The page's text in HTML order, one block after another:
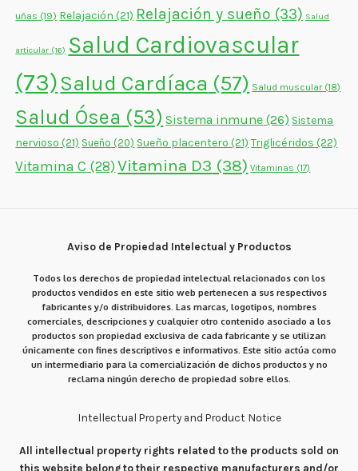
uñas (19) Relajación (21) Relajación y sueño (33) Salud
articular (16) Salud Cardiovascular
(73)Salud Cardíaca (57) Salud muscular(18)
Salud Ósea (53) Sistema inmune (26) Sistema
nervioso (21) Sueño (20) Sueño placentero (21) Triglicéridos (22)
Vitamina C (28) Vitamina D3 (38) Vitaminas (17)
Aviso de Propiedad Intelectual y Productos
Todos los derechos de propiedad intelectual relacionados con los
productos vendidos en este sitio web pertenecen a sus respectivos
fabricantes y/o distribuidores. Las marcas, logotipos, nombres
comerciales, descripciones y cualquier otro contenido asociado a los
productos son propiedad exclusiva de cada fabricante y se utilizan
únicamente con fines descriptivos e informativos. Este sitio actúa como
un intermediario para la comercialización de dichos productos y no
reclama ningún derecho de propiedad sobre ellos.
Intellectual Property and Product Notice
All intellectual property rights related to the products sold on
this website belong to their respective manufacturers and/or